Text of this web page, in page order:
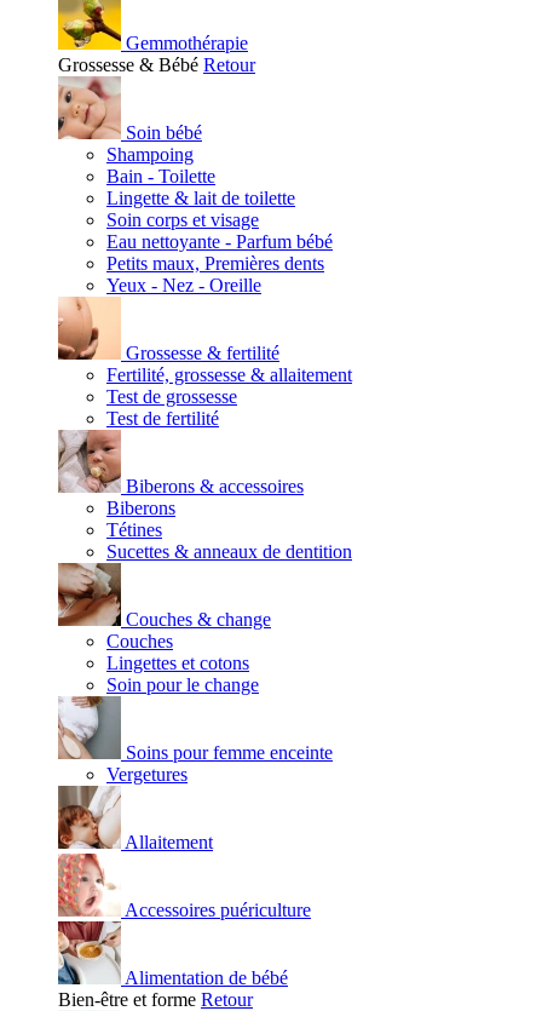
Gemmothérapie
Grossesse & Bébé Retour
Soin bébé
Shampoing
Bain - Toilette
Lingette & lait de toilette
Soin corps et visage
Eau nettoyante - Parfum bébé
Petits maux, Premières dents
Yeux - Nez - Oreille
Grossesse & fertilité
Fertilité, grossesse & allaitement
Test de grossesse
Test de fertilité
Biberons & accessoires
Biberons
Tétines
Sucettes & anneaux de dentition
Couches & change
Couches
Lingettes et cotons
Soin pour le change
Soins pour femme enceinte
Vergetures
Allaitement
Accessoires puériculture
Alimentation de bébé
Bien-être et forme Retour